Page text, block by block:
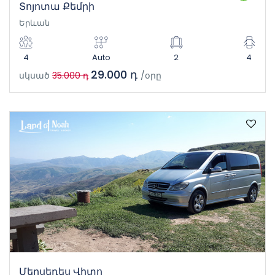
Տոյոտա Քեմրի
Երևան
4 Auto 2 4
սկսած 35.000 դ 29.000 դ /օրը
Մերսեդես Վիտո